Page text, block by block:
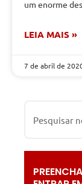
um enorme
LEIA MAIS »
7 de abril de